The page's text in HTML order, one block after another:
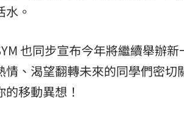
。
也同步宣布今年將繼續舉辦
、渴望翻轉未來的同學們密
移動異想！